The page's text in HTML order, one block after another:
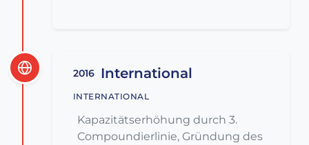
2016 International
INTERNATIONAL
Kapazitätserhöhung durch 3.
Compoundierlinie, Gründung des